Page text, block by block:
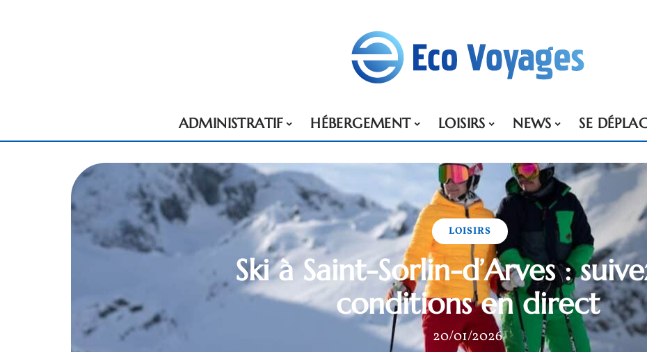
ADMINISTRATIF HÉBERGEMENT LOISIRS NEWS SE
LOISIRS
Ski à Saint-Sorlin-d’Arves :
conditions en direct
20/01/2026